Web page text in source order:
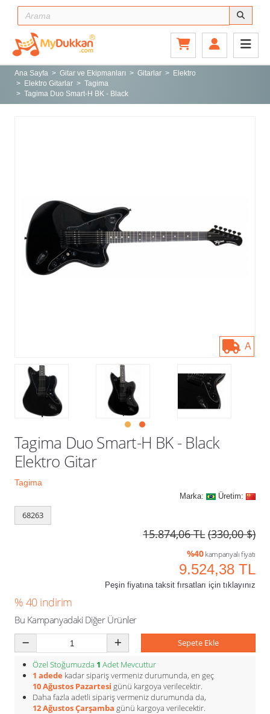
Ana Sayfa
Gitar ve Ekipmanları
Sahne ve Stüdyo
Türk Müziği Enstrümanları
Kitap
Yeni Gelenler
Kampanyalar
Ana Sayfa Gitar ve Ekipmanları Gitarlar
Elektro
Elektro Gitarlar
Tagima
Tagima Duo Smart-H BK - Black
A
Tagima Duo Smart-H BK - Black
Elektro Gitar
Tagima
Marka: Üretim:
68263
15.874,06 TL (330,00 $)
%40kampanyalı fiyatı
9.524,38 TL
Peşin fiyatına taksit fırsatları için tıklayınız
% 40 indirim
Bu Kampanyadaki Diğer Ürünler
Sepete Ekle
Özel Stoğumuzda 1 Adet Mevcuttur
1 adede kadar sipariş vermeniz durumunda, en geç
10 Ağustos Pazartesi günü kargoya verilecektir.
Daha fazla adetli sipariş vermeniz durumunda da,
12 Ağustos Çarşamba günü kargoya verilecektir.